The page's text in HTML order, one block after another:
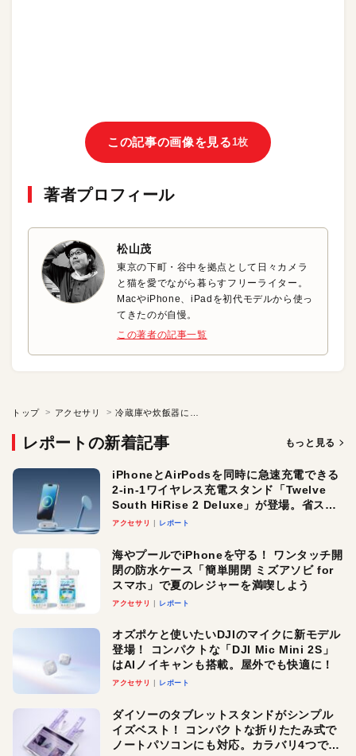
この記事の画像を見る 1枚
著者プロフィール
松山茂
東京の下町・谷中を拠点として日々カメラ
と猫を愛でながら暮らすフリーライター。
MacやiPhone、iPadを初代モデルから使っ
てきたのが自慢。
この著者の記事一覧
トップ アクセサリ
レポートの新着記事 もっと見る
iPhoneとAirPodsを同時に急速充電できる
2-in-1ワイヤレス充電スタンド「Twelve
South HiRise 2 Deluxe」が登場。省スペ
ースでおしゃれに充電したい人にオスス
アクセサリ レポート
海やプールでiPhoneを守る！ ワンタッチ開
閉の防水ケース「簡単開閉 ミズアソビ for
スマホ」で夏のレジャーを満喫しよう
アクセサリ レポート
オズポケと使いたいDJIのマイクに新モデル
登場！ コンパクトな「DJI Mic Mini 2S」
はAIノイキャンも搭載。屋外でも快適に！
アクセサリ レポート
ダイソーのタブレットスタンドがシンプル
イズベスト！ コンパクトな折りたたみ式で
ノートパソコンにも対応。カラバリ4つで選